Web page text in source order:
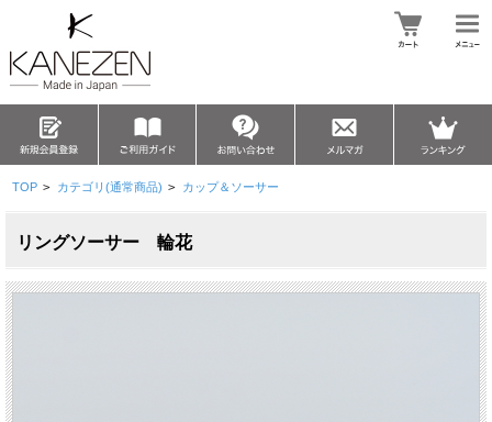
TOP > カテゴリ(通常商品) > カップ＆ソーサー
リングソーサー 輪花